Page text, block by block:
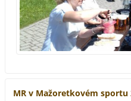
MR v Mažoretkovém sportu